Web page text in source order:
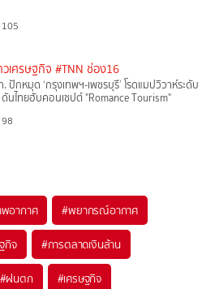
105
เศรษฐกิจ #TNN ช่อง16
ปักหมุด ‘กรุงเทพฯ-เพชรบุรี’ โรดแมปวิวาห์ระดับ
ดันไทยฮับคอนเซปต์ "Romance Tourism"
98
อากาศ #พยากรณ์อากาศ
กิจ #การตลาดเงินล้าน
#ฝนตก #เศรษฐกิจ